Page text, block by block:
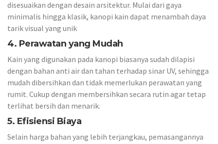
disesuaikan dengan desain arsitektur. Mulai dari gaya
minimalis hingga klasik, kanopi kain dapat menambah daya
tarik visual yang unik
4. Perawatan yang Mudah
Kain yang digunakan pada kanopi biasanya sudah dilapisi
dengan bahan anti air dan tahan terhadap sinar UV, sehingga
mudah dibersihkan dan tidak memerlukan perawatan yang
rumit. Cukup dengan membersihkan secara rutin agar tetap
terlihat bersih dan menarik.
5. Efisiensi Biaya
Selain harga bahan yang lebih terjangkau, pemasangannya